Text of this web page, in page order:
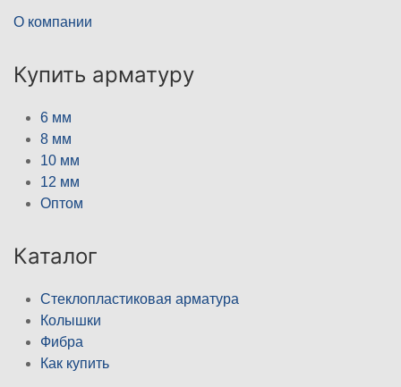
О компании
Купить арматуру
6 мм
8 мм
10 мм
12 мм
Оптом
Каталог
Стеклопластиковая арматура
Колышки
Фибра
Как купить